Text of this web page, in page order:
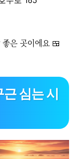
은 곳이에요 🍱
심는 시